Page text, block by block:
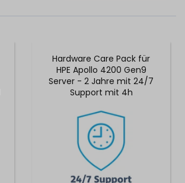
Hardware Care Pack für
HPE Apollo 4200 Gen9
Server - 2 Jahre mit 24/7
Support mit 4h
Service